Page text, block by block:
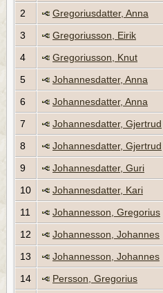
2
Gregoriusdatter, Anna
3
Gregoriusson, Eirik
4
Gregoriusson, Knut
5
Johannesdatter, Anna
6
Johannesdatter, Anna
7
Johannesdatter, Gjertrud
8
Johannesdatter, Gjertrud
9
Johannesdatter, Guri
10
Johannesdatter, Kari
11
Johannesson, Gregorius
12
Johannesson, Johannes
13
Johannesson, Johannes
14
Persson, Gregorius